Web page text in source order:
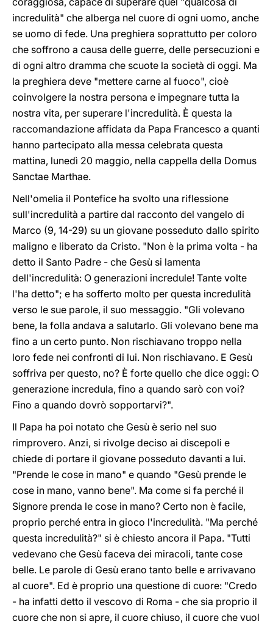
incredulità" che alberga nel cuore di ogni uomo, anche
se uomo di fede. Una preghiera soprattutto per coloro
che soffrono a causa delle guerre, delle persecuzioni e
di ogni altro dramma che scuote la società di oggi. Ma
la preghiera deve "mettere carne al fuoco", cioè
coinvolgere la nostra persona e impegnare tutta la
nostra vita, per superare l'incredulità. È questa la
raccomandazione affidata da Papa Francesco a quanti
hanno partecipato alla messa celebrata questa
mattina, lunedì 20 maggio, nella cappella della Domus
Sanctae Marthae.
Nell'omelia il Pontefice ha svolto una riflessione
sull'incredulità a partire dal racconto del vangelo di
Marco (9, 14-29) su un giovane posseduto dallo spirito
maligno e liberato da Cristo. "Non è la prima volta - ha
detto il Santo Padre - che Gesù si lamenta
dell'incredulità: O generazioni incredule! Tante volte
l'ha detto"; e ha sofferto molto per questa incredulità
verso le sue parole, il suo messaggio. "Gli volevano
bene, la folla andava a salutarlo. Gli volevano bene ma
fino a un certo punto. Non rischiavano troppo nella
loro fede nei confronti di lui. Non rischiavano. E Gesù
soffriva per questo, no? È forte quello che dice oggi: O
generazione incredula, fino a quando sarò con voi?
Fino a quando dovrò sopportarvi?".
Il Papa ha poi notato che Gesù è serio nel suo
rimprovero. Anzi, si rivolge deciso ai discepoli e
chiede di portare il giovane posseduto davanti a lui.
"Prende le cose in mano" e quando "Gesù prende le
cose in mano, vanno bene". Ma come si fa perché il
Signore prenda le cose in mano? Certo non è facile,
proprio perché entra in gioco l'incredulità. "Ma perché
questa incredulità?" si è chiesto ancora il Papa. "Tutti
vedevano che Gesù faceva dei miracoli, tante cose
belle. Le parole di Gesù erano tanto belle e arrivavano
al cuore". Ed è proprio una questione di cuore: "Credo
- ha infatti detto il vescovo di Roma - che sia proprio il
cuore che non si apre, il cuore chiuso, il cuore che vuol